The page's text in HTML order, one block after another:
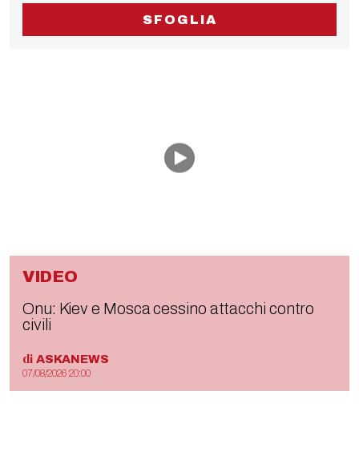
SFOGLIA
VIDEO
Onu: Kiev e Mosca cessino attacchi contro
civili
di ASKANEWS
07/08/2026 20:00